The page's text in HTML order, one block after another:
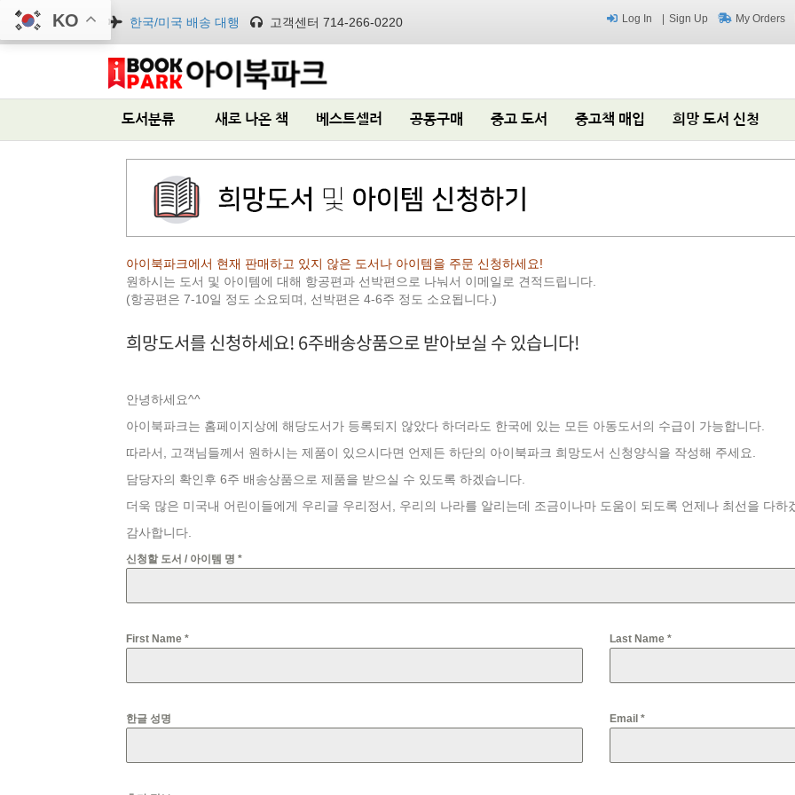
한국/미국 배송 대행 고객센터 714-266-0220 Log In Sign Up My Orders
도서분류 새로 나온 책 베스트셀러 공동구매 중고 도서 중고책 매입 희망 도서 신청
아이북파크에서 현재 판매하고 있지 않은 도서나 아이템을 주문 신청하세요!
원하시는 도서 및 아이템에 대해 항공편과 선박편으로 나눠서 이메일로 견적드립니다.
(항공편은 7-10일 정도 소요되며, 선박편은 4-6주 정도 소요됩니다.)
희망도서를 신청하세요! 6주배송상품으로 받아보실 수 있습니다!
안녕하세요^^
아이북파크는 홈페이지상에 해당도서가 등록되지 않았다 하더라도 한국에 있는 모든 아동도서의 수급이 가능합니다.
따라서, 고객님들께서 원하시는 제품이 있으시다면 언제든 하단의 아이북파크 희망도서 신청양식을 작성해 주세요.
담당자의 확인후 6주 배송상품으로 제품을 받으실 수 있도록 하겠습니다.
더욱 많은 미국내 어린이들에게 우리글 우리정서, 우리의 나라를 알리는데 조금이나마 도움이 되도록 언제나 최선을 다하
감사합니다.
신청할 도서 / 아이템 명 *
First Name * Last Name *
한글 성명 Email *
KO